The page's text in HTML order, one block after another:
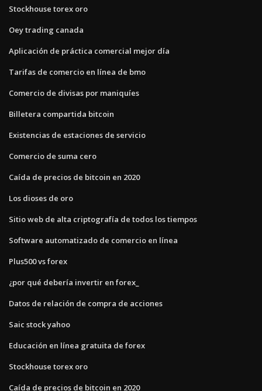
Stockhouse torex oro
Oey trading canada
Aplicación de práctica comercial mejor día
Tarifas de comercio en línea de bmo
Comercio de divisas por maniquíes
Billetera compartida bitcoin
Existencias de estaciones de servicio
Comercio de suma cero
Caída de precios de bitcoin en 2020
Los dioses de oro
Sitio web de alta criptografía de todos los tiempos
Software automatizado de comercio en línea
Plus500 vs forex
¿por qué debería invertir en forex_
Datos de relación de compra de acciones
Saic stock yahoo
Educación en línea gratuita de forex
Stockhouse torex oro
Caída de precios de bitcoin en 2020